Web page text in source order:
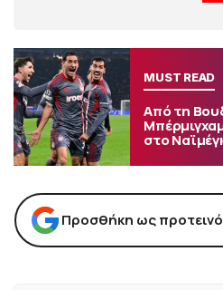
MUST READ
Από τη
στο
Προσθήκη ως